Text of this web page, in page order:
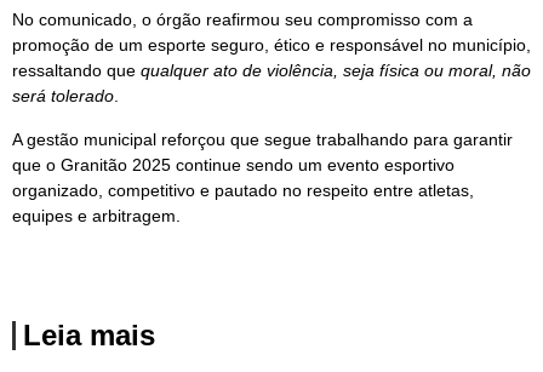
No comunicado, o órgão reafirmou seu compromisso com a
promoção de um esporte seguro, ético e responsável no município,
ressaltando que qualquer ato de violência, seja física ou moral, não
será tolerado.
A gestão municipal reforçou que segue trabalhando para garantir
que o Granitão 2025 continue sendo um evento esportivo
organizado, competitivo e pautado no respeito entre atletas,
equipes e arbitragem.
Leia mais